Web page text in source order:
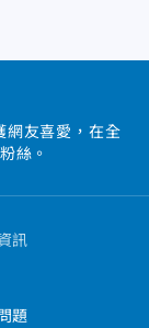
網友喜愛，在全
絲。
訊
題